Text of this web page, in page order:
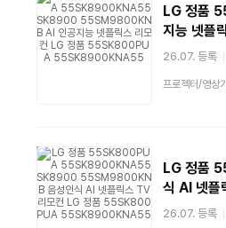
LG 정품
지능 넷
26.07. 등록
상
프로젝터/영상
LG 정품
식 AI 넷
26.07. 등록